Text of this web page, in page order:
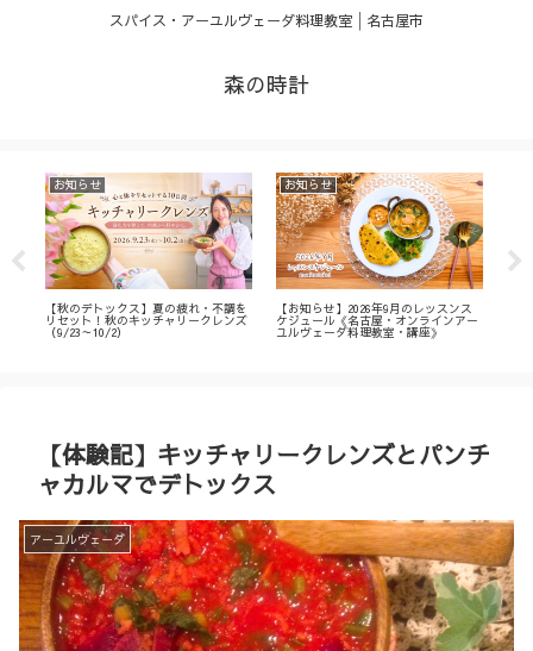
スパイス・アーユルヴェーダ料理教室│名古屋市
森の時計
お知らせ
【秋のデトックス】夏の疲れ・不調を
リセット！秋のキッチャリークレンズ
（9/23～10/2）
お知らせ
【お知らせ】2026年9月のレッスンス
ケジュール《名古屋・オンラインアー
ユルヴェーダ料理教室・講座》
【体験記】キッチャリークレンズとパンチ
ャカルマでデトックス
アーユルヴェーダ